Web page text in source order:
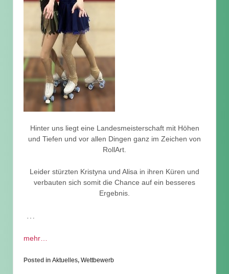
Hinter uns liegt eine Landesmeisterschaft mit Höhen
und Tiefen und vor allen Dingen ganz im Zeichen von
RollArt.
Leider stürzten Kristyna und Alisa in ihren Küren und
verbauten sich somit die Chance auf ein besseres
Ergebnis.
…
mehr…
Posted in Aktuelles, Wettbewerb